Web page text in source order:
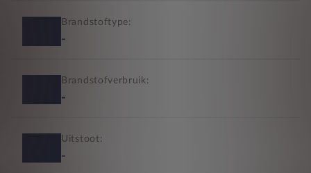
Brandstoftype:
-
Brandstofverbruik:
-
Uitstoot:
-